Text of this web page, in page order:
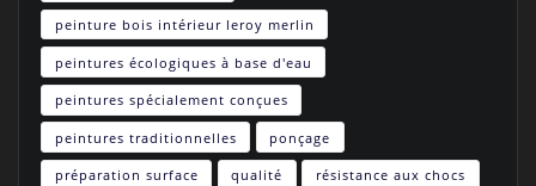
peinture bois intérieur leroy merlin
peintures écologiques à base d'eau
peintures spécialement conçues
peintures traditionnelles ponçage
préparation surface qualité résistance aux chocs